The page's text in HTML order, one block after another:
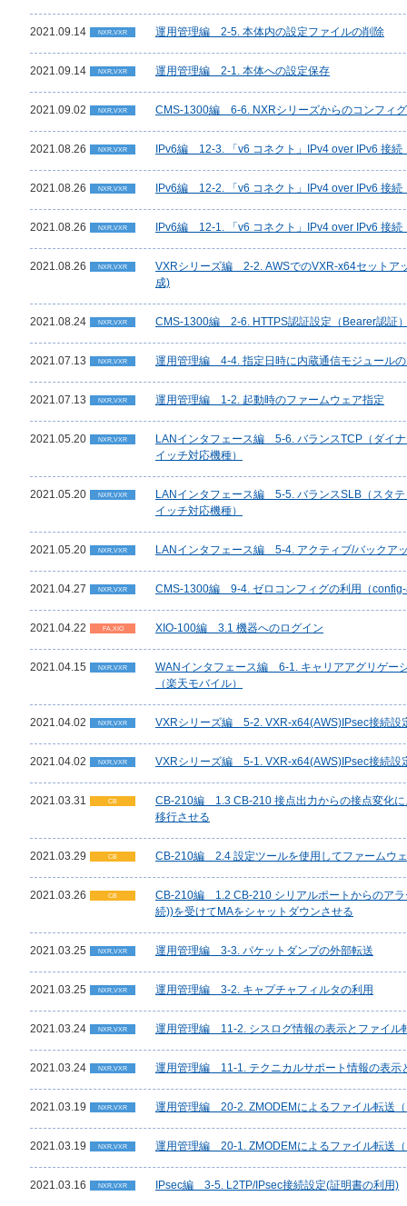
2021.09.14 NXR,VXR 運用管理編 2-5. 本体内の設定ファイルの削除
2021.09.14 NXR,VXR 運用管理編 2-1. 本体への設定保存
2021.09.02 NXR,VXR CMS-1300編 6-6. NXRシリーズからのコンフィ
2021.08.26 NXR,VXR IPv6編 12-3. 「v6 コネクト」IPv4 over IPv6 接続
2021.08.26 NXR,VXR IPv6編 12-2. 「v6 コネクト」IPv4 over IPv6 接続
2021.08.26 NXR,VXR IPv6編 12-1. 「v6 コネクト」IPv4 over IPv6 接続
2021.08.26 NXR,VXR
VXRシリーズ編 2-2. AWSでのVXR-x64セットア
成)
2021.08.24 NXR,VXR CMS-1300編 2-6. HTTPS認証設定（Bearer認証
2021.07.13 NXR,VXR 運用管理編 4-4. 指定日時に内蔵通信モジュール
2021.07.13 NXR,VXR 運用管理編 1-2. 起動時のファームウェア指定
2021.05.20 NXR,VXR
LANインタフェース編 5-6. バランスTCP（ダイ
イッチ対応機種）
2021.05.20 NXR,VXR
LANインタフェース編 5-5. バランスSLB（スタ
イッチ対応機種）
2021.05.20 NXR,VXR LANインタフェース編 5-4. アクティブ/バックア
2021.04.27 NXR,VXR CMS-1300編 9-4. ゼロコンフィグの利用（
2021.04.22 FA,XIO XIO-100編 3.1 機器へのログイン
2021.04.15 NXR,VXR
WANインタフェース編 6-1. キャリアアグリゲー
（楽天モバイル）
2021.04.02 NXR,VXR VXRシリーズ編 5-2. VXR-x64(AWS)IPsec接続設
2021.04.02 NXR,VXR VXRシリーズ編 5-1. VXR-x64(AWS)IPsec接続設
2021.03.31 CB
CB-210編 1.3 CB-210 接点出力からの接点変化
移行させる
2021.03.29 CB CB-210編 2.4 設定ツールを使用してファームウ
2021.03.26 CB
CB-210編 1.2 CB-210 シリアルポートからのア
続))を受けてMAをシャットダウンさせる
2021.03.25 NXR,VXR 運用管理編 3-3. パケットダンプの外部転送
2021.03.25 NXR,VXR 運用管理編 3-2. キャプチャフィルタの利用
2021.03.24 NXR,VXR 運用管理編 11-2. シスログ情報の表示とファイル
2021.03.24 NXR,VXR 運用管理編 11-1. テクニカルサポート情報の表示
2021.03.19 NXR,VXR 運用管理編 20-2. ZMODEMによるファイル転送
2021.03.19 NXR,VXR 運用管理編 20-1. ZMODEMによるファイル転送
2021.03.16 NXR,VXR IPsec編 3-5. L2TP/IPsec接続設定(証明書の利用)